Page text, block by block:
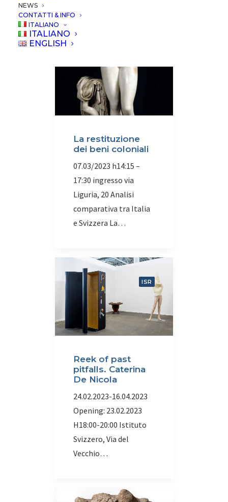
NEWS
CONTATTI & INFO
ITALIANO
ITALIANO
ENGLISH
IRF
La restituzione
dei beni coloniali
07.03/2023 h14:15 –
17:30 ingresso via
Liguria, 20 Analisi
comparativa tra Italia
e Svizzera La…
ISR
Reek of past
pitfalls. Caterina
De Nicola
24.02.2023-16.04.2023
Opening: 23.02.2023
H18:00-20:00 Istituto
Svizzero, Via del
Vecchio…